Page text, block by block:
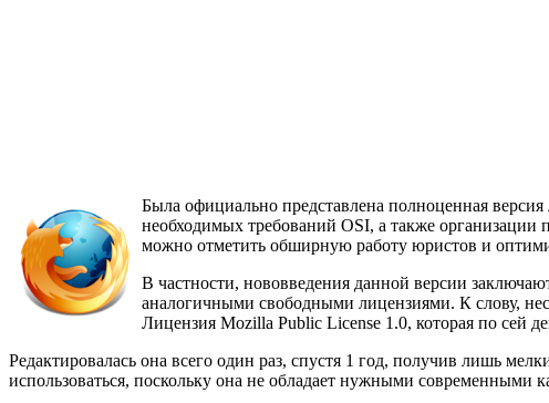
Была официально представлена полноценная
необходимых требований OSI, а также
можно отметить обширную работу юристов и
В частности, нововведения данной версии
аналогичными свободными лицензиями. К слову,
Лицензия Mozilla Public License 1.0, которая по сей
Редактировалась она всего один раз, спустя 1 год, получив лишь
использоваться, поскольку она не обладает нужными